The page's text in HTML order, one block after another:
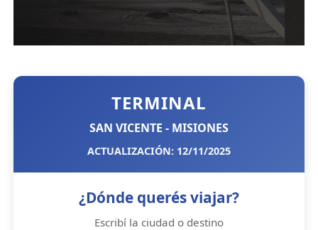
TERMINAL
SAN VICENTE - MISIONES
ACTUALIZACIÓN: 12/11/2025
¿Dónde querés viajar?
Escribí la ciudad o destino